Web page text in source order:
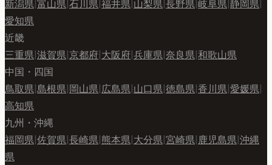
新潟県 富山県 石川県 福井県 山梨県 長野県 岐阜県 静岡県
愛知県
近畿
三重県 滋賀県 京都府 大阪府 兵庫県 奈良県 和歌山県
中国・四国
鳥取県 島根県 岡山県 広島県 山口県 徳島県 香川県 愛媛県
高知県
九州・沖縄
福岡県 佐賀県 長崎県 熊本県 大分県 宮崎県 鹿児島県 沖縄
県